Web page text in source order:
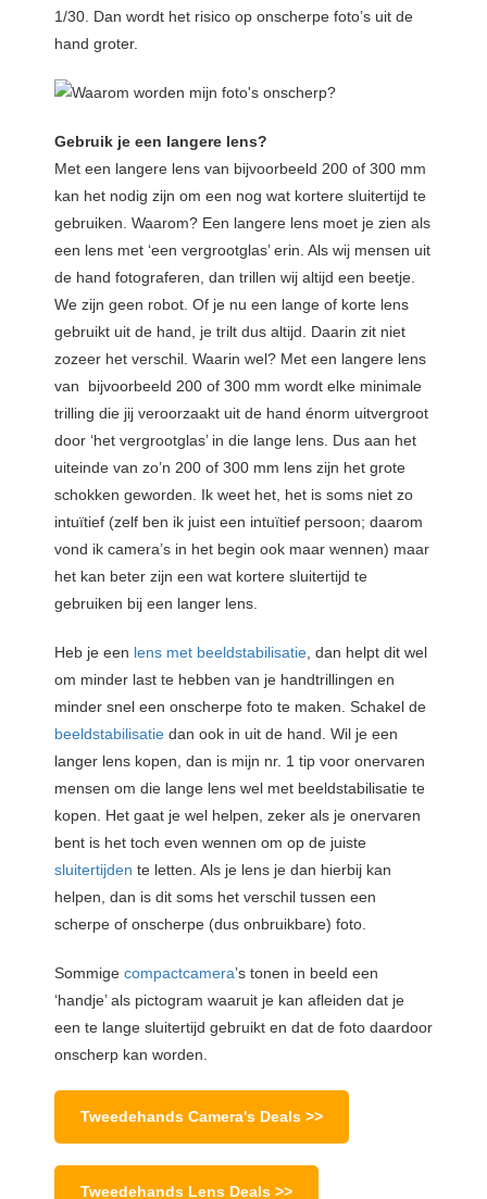
1/30. Dan wordt het risico op onscherpe foto’s uit de
hand groter.
Gebruik je een langere lens?
Met een langere lens van bijvoorbeeld 200 of 300 mm
kan het nodig zijn om een nog wat kortere sluitertijd te
gebruiken. Waarom? Een langere lens moet je zien als
een lens met ‘een vergrootglas’ erin. Als wij mensen uit
de hand fotograferen, dan trillen wij altijd een beetje.
We zijn geen robot. Of je nu een lange of korte lens
gebruikt uit de hand, je trilt dus altijd. Daarin zit niet
zozeer het verschil. Waarin wel? Met een langere lens
van bijvoorbeeld 200 of 300 mm wordt elke minimale
trilling die jij veroorzaakt uit de hand énorm uitvergroot
door ‘het vergrootglas’ in die lange lens. Dus aan het
uiteinde van zo’n 200 of 300 mm lens zijn het grote
schokken geworden. Ik weet het, het is soms niet zo
intuïtief (zelf ben ik juist een intuïtief persoon; daarom
vond ik camera’s in het begin ook maar wennen) maar
het kan beter zijn een wat kortere sluitertijd te
gebruiken bij een langer lens.
Heb je een lens met beeldstabilisatie , dan helpt dit wel
om minder last te hebben van je handtrillingen en
minder snel een onscherpe foto te maken. Schakel de
beeldstabilisatie dan ook in uit de hand. Wil je een
langer lens kopen, dan is mijn nr. 1 tip voor onervaren
mensen om die lange lens wel met beeldstabilisatie te
kopen. Het gaat je wel helpen, zeker als je onervaren
bent is het toch even wennen om op de juiste
sluitertijden te letten. Als je lens je dan hierbij kan
helpen, dan is dit soms het verschil tussen een
scherpe of onscherpe (dus onbruikbare) foto.
Sommige compactcamera’s tonen in beeld een
‘handje’ als pictogram waaruit je kan afleiden dat je
een te lange sluitertijd gebruikt en dat de foto daardoor
onscherp kan worden.
Tweedehands Camera's Deals >>
Tweedehands Lens Deals >>